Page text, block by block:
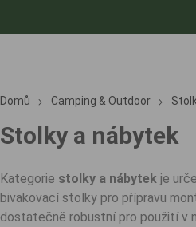
Domů Camping & Outdoor
Stolky a nábytek
Kategorie stolky a nábytekje
bivakovací stolky pro přípravu
dostatečně robustní pro použití v